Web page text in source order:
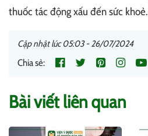
thuốc tác động xấu đến sức khoẻ.
Cập nhật lúc 05:03 - 26/07/2024
Chia sẻ:
Bài viết liên quan